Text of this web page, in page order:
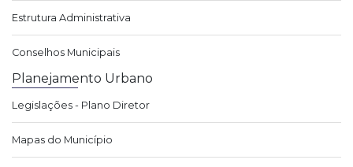
Estrutura Administrativa
Conselhos Municipais
Planejamento Urbano
Legislações - Plano Diretor
Mapas do Município